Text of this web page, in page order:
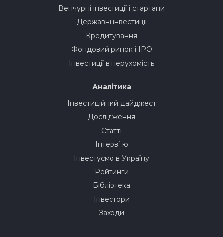
Венчурні інвестиції і стартапи
Державні інвестиції
Кредитування
Фондовий ринок і IPO
Інвестиції в нерухомість
Аналітика
Інвестиційний дайджест
Дослідження
Статті
Інтерв`ю
Інвестуємо в Україну
Рейтинги
Бібліотека
Інвестори
Заходи